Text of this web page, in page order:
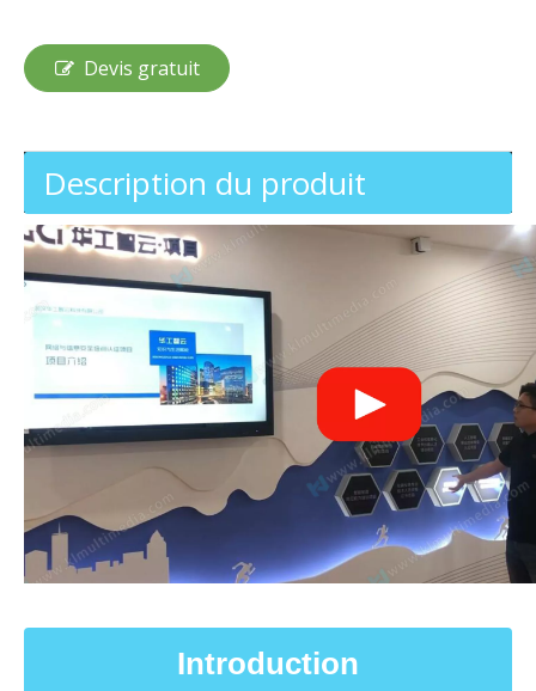
Devis gratuit
Description du produit
Introduction